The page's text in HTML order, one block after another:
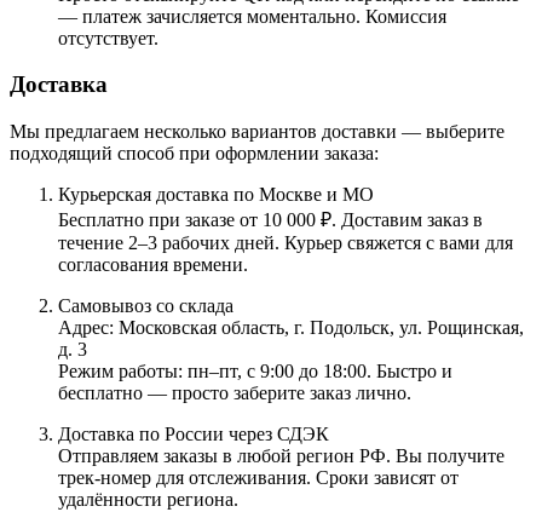
— платеж зачисляется моментально. Комиссия
отсутствует.
Доставка
Мы предлагаем несколько вариантов доставки — выберите
подходящий способ при оформлении заказа:
Курьерская доставка по Москве и МО
Бесплатно при заказе от 10 000 ₽. Доставим заказ в
течение 2–3 рабочих дней. Курьер свяжется с вами для
согласования времени.
Самовывоз со склада
Адрес: Московская область, г. Подольск, ул. Рощинская,
д. 3
Режим работы: пн–пт, с 9:00 до 18:00. Быстро и
бесплатно — просто заберите заказ лично.
Доставка по России через СДЭК
Отправляем заказы в любой регион РФ. Вы получите
трек-номер для отслеживания. Сроки зависят от
удалённости региона.